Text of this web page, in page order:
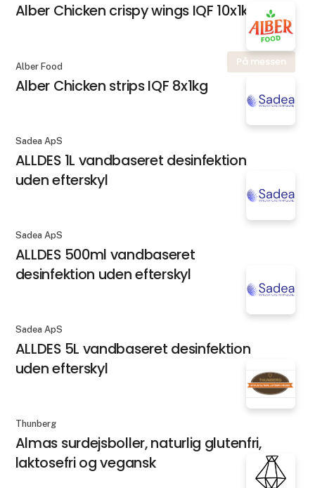
Alber Chicken crispy wings IQF 10x1kg
På messen
Alber Food
Alber Chicken strips IQF 8x1kg
Sadea ApS
ALLDES 1L vandbaseret desinfektion
uden efterskyl
Sadea ApS
ALLDES 500ml vandbaseret
desinfektion uden efterskyl
Sadea ApS
ALLDES 5L vandbaseret desinfektion
uden efterskyl
Thunberg
Almas surdejsboller, naturlig glutenfri,
laktosefri og vegansk